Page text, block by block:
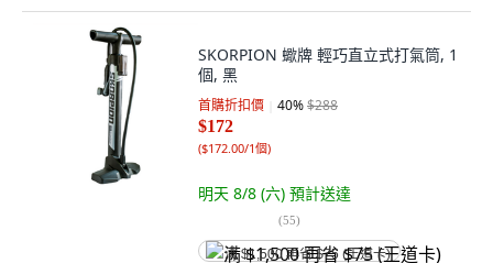
SKORPION 蠍牌 輕巧直立式打氣筒, 1
個, 黑
首購折扣價 40%$288
$172
($172.00/1個)
明天 8/8 (六) 預計送達
(55)
满 $1,500 再省 $75 (王道卡)